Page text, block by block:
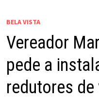
BELA VISTA
Vereador
pede a
redutores